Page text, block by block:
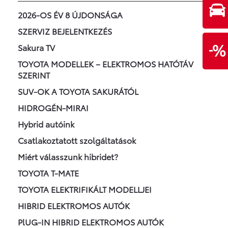
2026-OS ÉV 8 ÚJDONSÁGA
SZERVIZ BEJELENTKEZÉS
Sakura TV
TOYOTA MODELLEK – ELEKTROMOS HATÓTÁV
SZERINT
SUV-OK A TOYOTA SAKURÁTÓL
HIDROGÉN-MIRAI
Hybrid autóink
Csatlakoztatott szolgáltatások
Miért válasszunk hibridet?
TOYOTA T-MATE
TOYOTA ELEKTRIFIKÁLT MODELLJEI
HIBRID ELEKTROMOS AUTÓK
PlUG-IN HIBRID ELEKTROMOS AUTÓK